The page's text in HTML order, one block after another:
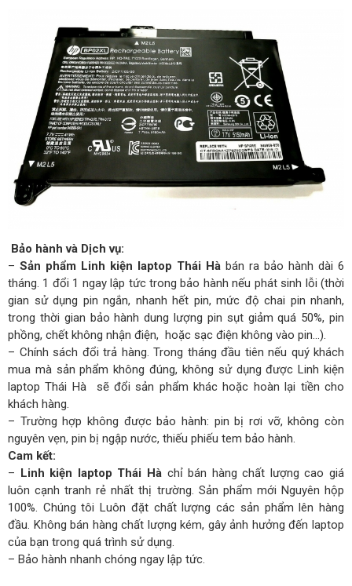
Bảo hành và Dịch vụ:
– Sản phẩm Linh kiện laptop Thái Hà bán ra bảo hành dài 6
tháng. 1 đổi 1 ngay lập tức trong bảo hành nếu phát sinh lỗi (thời
gian sử dụng pin ngắn, nhanh hết pin, mức độ chai pin nhanh,
trong thời gian bảo hành dung lượng pin sụt giảm quá 50%, pin
phồng, chết không nhận điện, hoặc sạc điện không vào pin…).
– Chính sách đổi trả hàng. Trong tháng đầu tiên nếu quý khách
mua mà sản phẩm không đúng, không sử dụng được Linh kiện
laptop Thái Hà sẽ đổi sản phẩm khác hoặc hoàn lại tiền cho
khách hàng.
– Trường hợp không được bảo hành: pin bị rơi vỡ, không còn
nguyên vẹn, pin bị ngập nước, thiếu phiếu tem bảo hành.
Cam kết:
–
Linh kiện laptop Thái Hàchỉ bán hàng chất lượng cao giá
luôn cạnh tranh rẻ nhất thị trường. Sản phẩm mới Nguyên hộp
100%. Chúng tôi Luôn đặt chất lượng các sản phẩm lên hàng
đầu. Không bán hàng chất lượng kém, gây ảnh hưởng đến laptop
của bạn trong quá trình sử dụng.
– Bảo hành nhanh chóng ngay lập tức.